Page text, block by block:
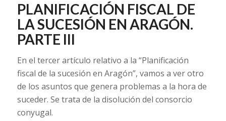
PLANIFICACIÓN FISCAL DE
LA SUCESIÓN EN ARAGÓN.
PARTE III
En el tercer artículo relativo a la “Planificación
fiscal de la sucesión en Aragón”, vamos a ver otro
de los asuntos que genera problemas a la hora de
suceder. Se trata de la disolución del consorcio
conyugal.